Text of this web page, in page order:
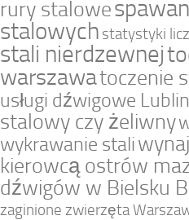
rury stalowe
stalowych statystyki
stali nierdzewnej
warszawatoczenie
usługi dźwigowe Lublin
stalowy czy żeliwny
wykrawanie stali
kierowcą ostrów
dźwigów w Bielsku
zaginione zwierzęta